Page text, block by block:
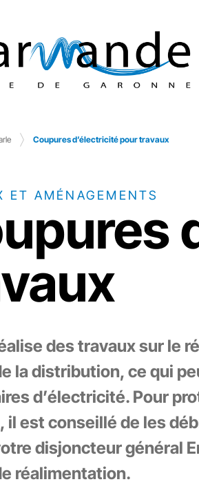
Coupures d’électricité pour travaux
ET AMÉNAGEMENTS
des travaux sur le
la distribution, ce qui
d’électricité. Pour
il est conseillé de les
disjoncteur général
réalimentation.